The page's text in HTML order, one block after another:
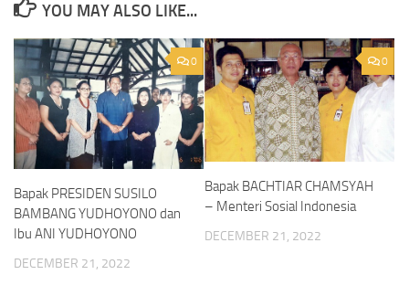
YOU MAY ALSO LIKE...
0
Bapak PRESIDEN SUSILO
BAMBANG YUDHOYONO dan
Ibu ANI YUDHOYONO
DECEMBER 21, 2022
0
Bapak BACHTIAR CHAMSYAH
– Menteri Sosial Indonesia
DECEMBER 21, 2022